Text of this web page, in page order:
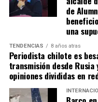
de
una
TENDENCIAS 8 años atras
Periodista chilote es
transmisión desde Rusia
opiniones divididas en